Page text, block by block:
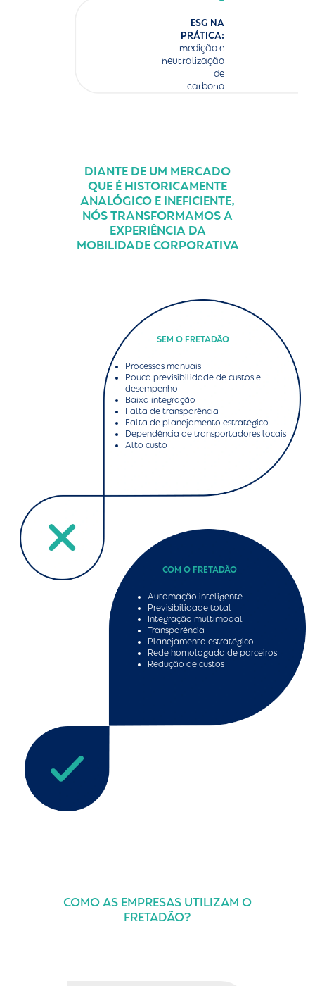
ESG NA
PRÁTICA:
medição e
neutralização
de
carbono
DIANTE DE UM MERCADO
QUE É HISTORICAMENTE
ANALÓGICO E INEFICIENTE,
NÓS TRANSFORMAMOS A
EXPERIÊNCIA DA
MOBILIDADE CORPORATIVA
SEM O FRETADÃO
Processos manuais
Pouca previsibilidade de custos e
desempenho
Baixa integração
Falta de transparência
Falta de planejamento estratégico
Dependência de transportadores locais
Alto custo
COM O FRETADÃO
Automação inteligente
Previsibilidade total
Integração multimodal
Transparência
Planejamento estratégico
Rede homologada de parceiros
Redução de custos
COMO AS EMPRESAS UTILIZAM O
FRETADÃO?